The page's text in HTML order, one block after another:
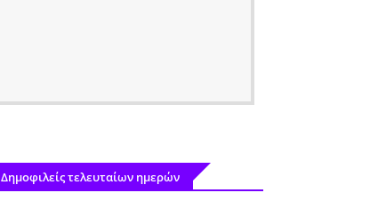
Δημοφιλείς τελευταίων ημερών